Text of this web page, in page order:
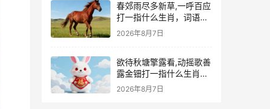
春郊雨尽多新草,一呼百应
打一指什么生肖，词语解
释落实释义
2026年8月7日
欲待秋塘擎露看,动摇歌善
露金钿打一指什么生肖，
猜一词语释义解释
2026年8月7日